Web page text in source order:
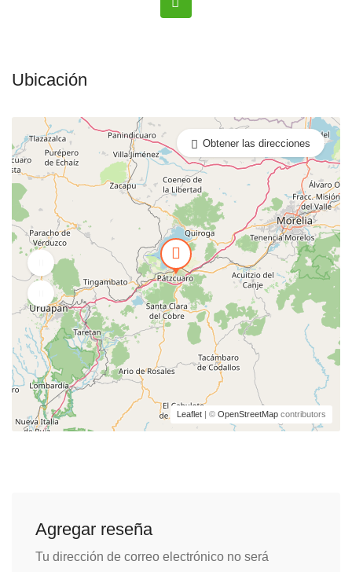
Ubicación
Leaflet | © OpenStreetMap contributors
Obtener las direcciones
Agregar reseña
Tu dirección de correo electrónico no será